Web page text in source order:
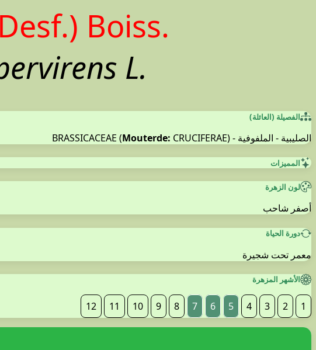
Boiss.
L.
الفصيلة (العائلة)
الصليبية - الملفوفية - BRASSICACEAE ( Mouterde: CRUCIFERAE)
المميزات
لون الزهرة
أصفر شاحب
دورة الحياة
معمر تحت شجيرة
الأشهر المزهرة
1
2
3
4
5
6
7
8
9
10
11
12